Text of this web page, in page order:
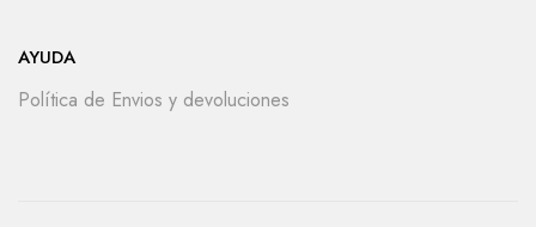
AYUDA
Política de Envios y devoluciones